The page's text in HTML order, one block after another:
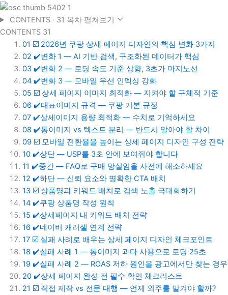
CONTENTS · 31 목차 펼쳐보기
CONTENTS 31
01 ☑️ 2026년 쿠팡 상세 페이지 디자인의 핵심 변화 3가지
02 ✔️변화 1 — AI 기반 검색, 구조화된 데이터가 핵심
03 ✔️변화 2 — 로딩 속도 기준 상향, 3초가 마지노선
04 ✔️변화 3 — 모바일 우선 인덱싱 강화
05 ☑️ 상세 페이지 이미지 최적화 — 지켜야 할 구체적 기준
06 ✔️대표이미지 규격 — 쿠팡 기본 규정
07 ✔️상세이미지 용량 최적화 — 수치로 기억하세요
08 ✔️통이미지 vs 텍스트 분리 — 반드시 알아야 할 차이
09 ☑️ 모바일 전환율을 높이는 상세 페이지 디자인 구성 전략
10 ✔️상단 — USP를 3초 안에 보여줘야 합니다
11 ✔️중간 — FAQ로 구매 망설임을 사전에 해소하세요
12 ✔️하단 — 신뢰 요소와 명확한 CTA 배치
13 ☑️ 상품명과 키워드 배치로 검색 노출 극대화하기
14 ✔️쿠팡 상품명 작성 원칙
15 ✔️상세페이지 내 키워드 배치 전략
16 ✔️네이버 캐러셀 연계 전략
17 ☑️ 실패 사례로 배우는 상세 페이지 디자인 체크포인트
18 ✔️실패 사례 1 — 통이미지 과다 사용으로 로딩 25초
19 ✔️실패 사례 2 — ROAS 저하 원인을 광고에서만 찾는 경우
20 ✔️상세 페이지 완성 전 필수 확인 체크리스트
21 ☑️ 직접 제작 vs 전문 대행 — 언제 외주를 맡겨야 할까?